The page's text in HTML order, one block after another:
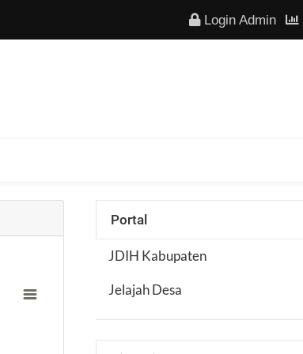
Login Admin
Portal
JDIH Kabupaten
Jelajah Desa